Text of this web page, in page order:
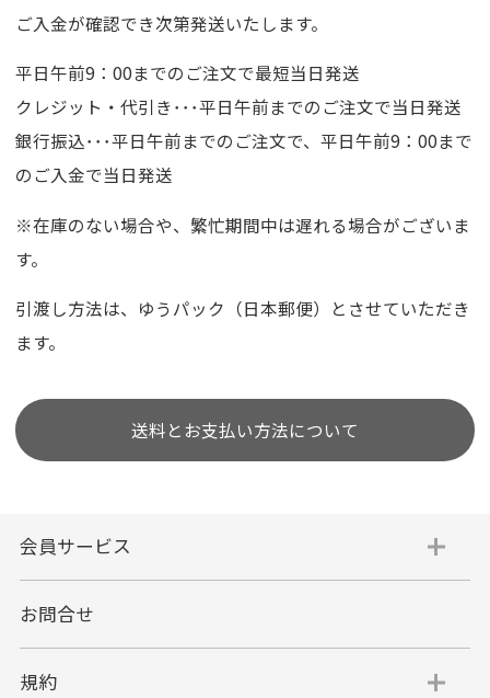
ご入金が確認でき次第発送いたします。
平日午前9：00までのご注文で最短当日発送
クレジット・代引き･･･平日午前までのご注文で当日発送
銀行振込･･･平日午前までのご注文で、平日午前9：00まで
のご入金で当日発送
※在庫のない場合や、繁忙期間中は遅れる場合がございま
す。
引渡し方法は、ゆうパック（日本郵便）とさせていただき
ます。
送料とお支払い方法について
会員サービス
お問合せ
規約